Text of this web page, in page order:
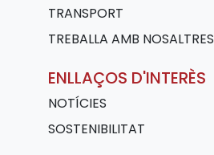
TRANSPORT
TREBALLA AMB NOSALTRES
ENLLAÇOS D'INTERÈS
NOTÍCIES
SOSTENIBILITAT